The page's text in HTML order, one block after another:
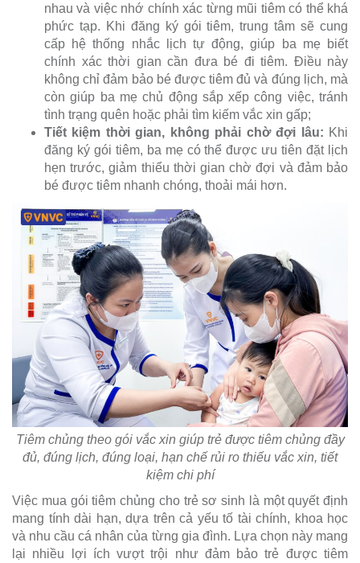
nhau và việc nhớ chính xác từng mũi tiêm có thể khá
phức tạp. Khi đăng ký gói tiêm, trung tâm sẽ cung
cấp hệ thống nhắc lịch tự động, giúp ba mẹ biết
chính xác thời gian cần đưa bé đi tiêm. Điều này
không chỉ đảm bảo bé được tiêm đủ và đúng lịch, mà
còn giúp ba mẹ chủ động sắp xếp công việc, tránh
tình trạng quên hoặc phải tìm kiếm vắc xin gấp;
Tiết kiệm thời gian, không phải chờ đợi lâu: Khi
đăng ký gói tiêm, ba mẹ có thể được ưu tiên đặt lịch
hẹn trước, giảm thiểu thời gian chờ đợi và đảm bảo
bé được tiêm nhanh chóng, thoải mái hơn.
Tiêm chủng theo gói vắc xin giúp trẻ được tiêm chủng đầy
đủ, đúng lịch, đúng loại, hạn chế rủi ro thiếu vắc xin, tiết
kiệm chi phí
Việc mua gói tiêm chủng cho trẻ sơ sinh là một quyết định
mang tính dài hạn, dựa trên cả yếu tố tài chính, khoa học
và nhu cầu cá nhân của từng gia đình. Lựa chọn này mang
lại nhiều lợi ích vượt trội như đảm bảo trẻ được tiêm